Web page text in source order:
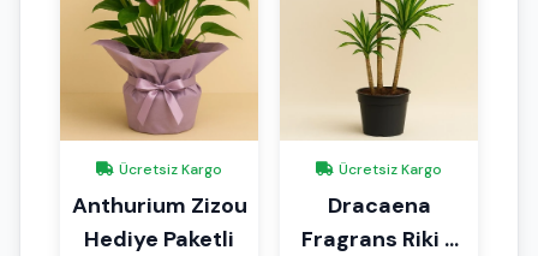
Ücretsiz Kargo
Anthurium Zizou
Hediye Paketli
Ücretsiz Kargo
Dracaena
Fragrans Riki 3